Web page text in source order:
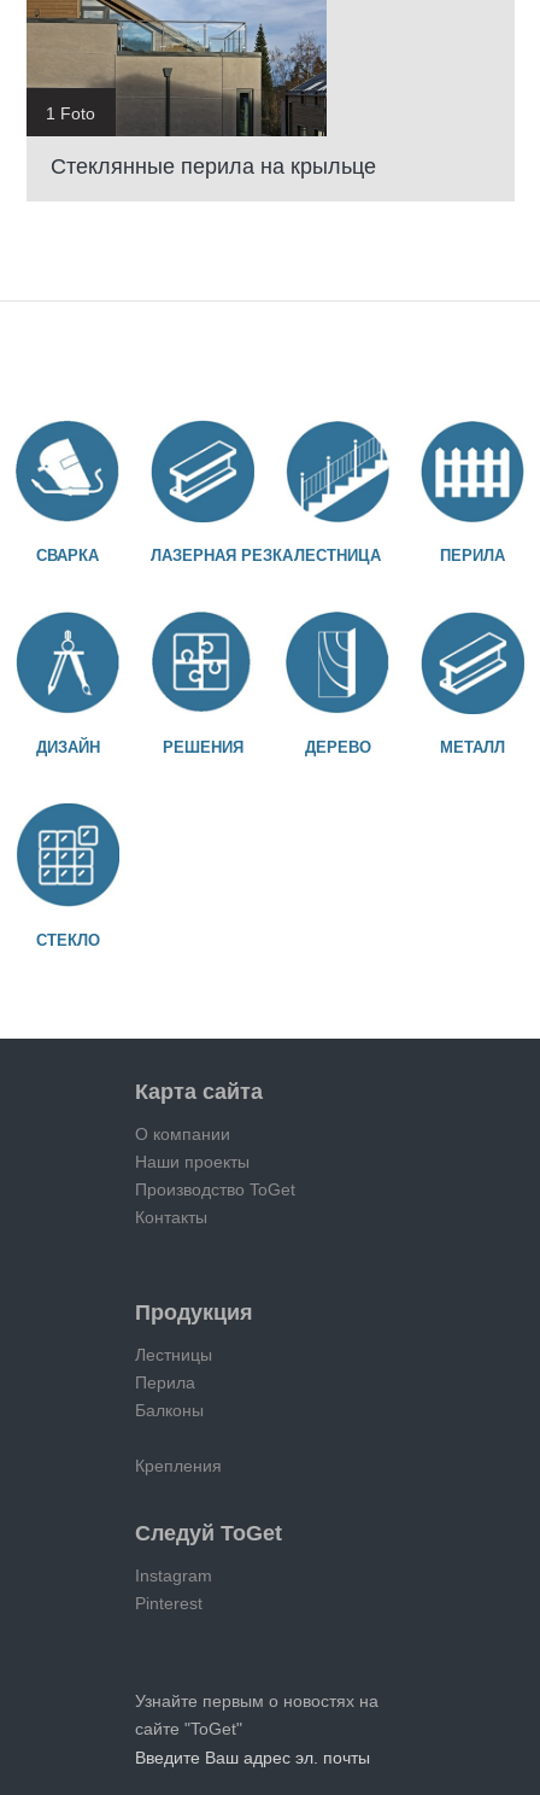
1 Foto
Стеклянные перила на крыльце
СВАРКА ЛАЗЕРНАЯ РЕЗКАЛЕСТНИЦА ПЕРИЛА
ДИЗАЙН РЕШЕНИЯ ДЕРЕВО МЕТАЛЛ
СТЕКЛО
Карта сайта
О компании
Наши проекты
Производство ToGet
Контакты
Продукция
Лестницы
Перила
Балконы
Крепления
Следуй ToGet
Instagram
Pinterest
Узнайте первым о новостях на
сайте "ToGet"
Введите Ваш адрес эл. почты